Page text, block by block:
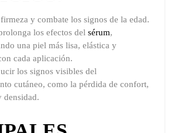
y combate los signos de la edad.
los efectos del sérum,
una piel más lisa, elástica y
cada aplicación.
los signos visibles del
cutáneo, como la pérdida de confort,
densidad.